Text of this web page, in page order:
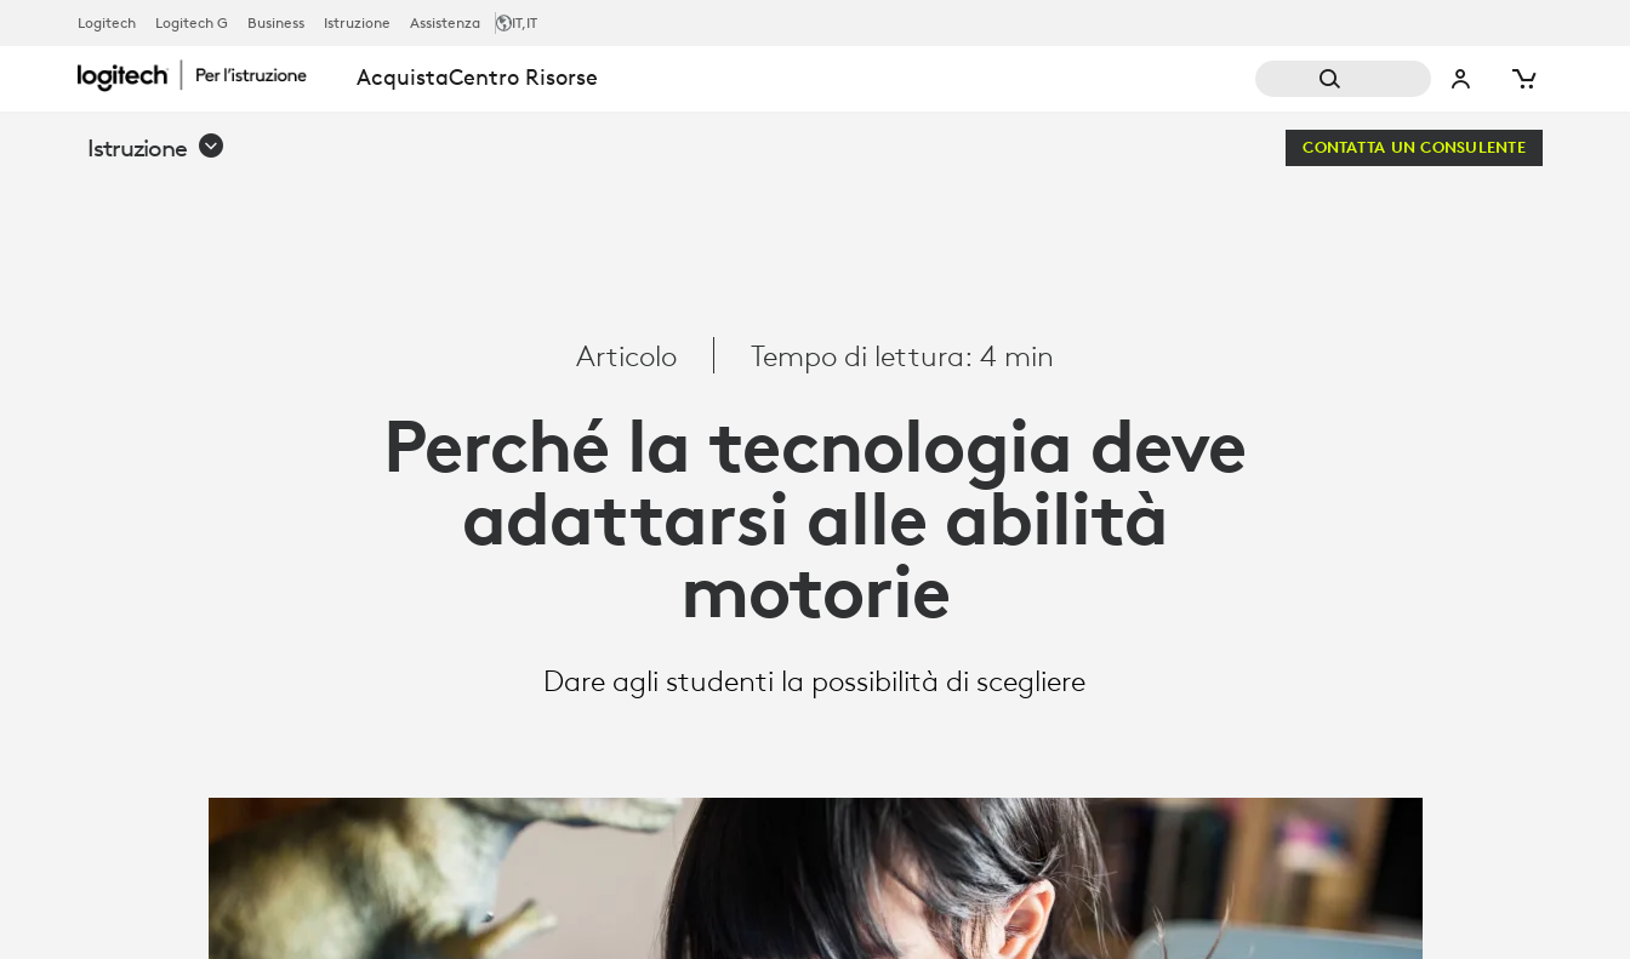
PERCHÉ
LA
ADATTARSI
Logitech Logitech G Business Istruzione Assistenza IT,IT
AcquistaCentro Risorse
Istruzione CONTATTA UN CONSULENTE
Articolo Tempo di lettura: 4 min
Perché la tecnologia deve
adattarsi alle abilità
motorie
Dare agli studenti la possibilità di scegliere